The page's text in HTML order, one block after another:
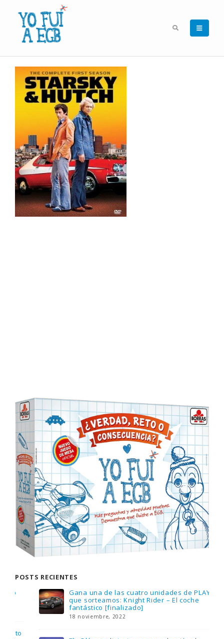
POSTS RECIENTES
Gana una de las cuatro unidades de PLAYMOBIL
que sorteamos: Knight Rider – El coche
fantástico [finalizado]
18 noviembre, 2022